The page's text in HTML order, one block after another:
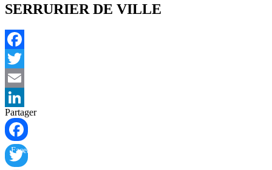
SERRURIER DE VILLE
Facebook
Twitter
Email
LinkedIn
Partager
Facebook